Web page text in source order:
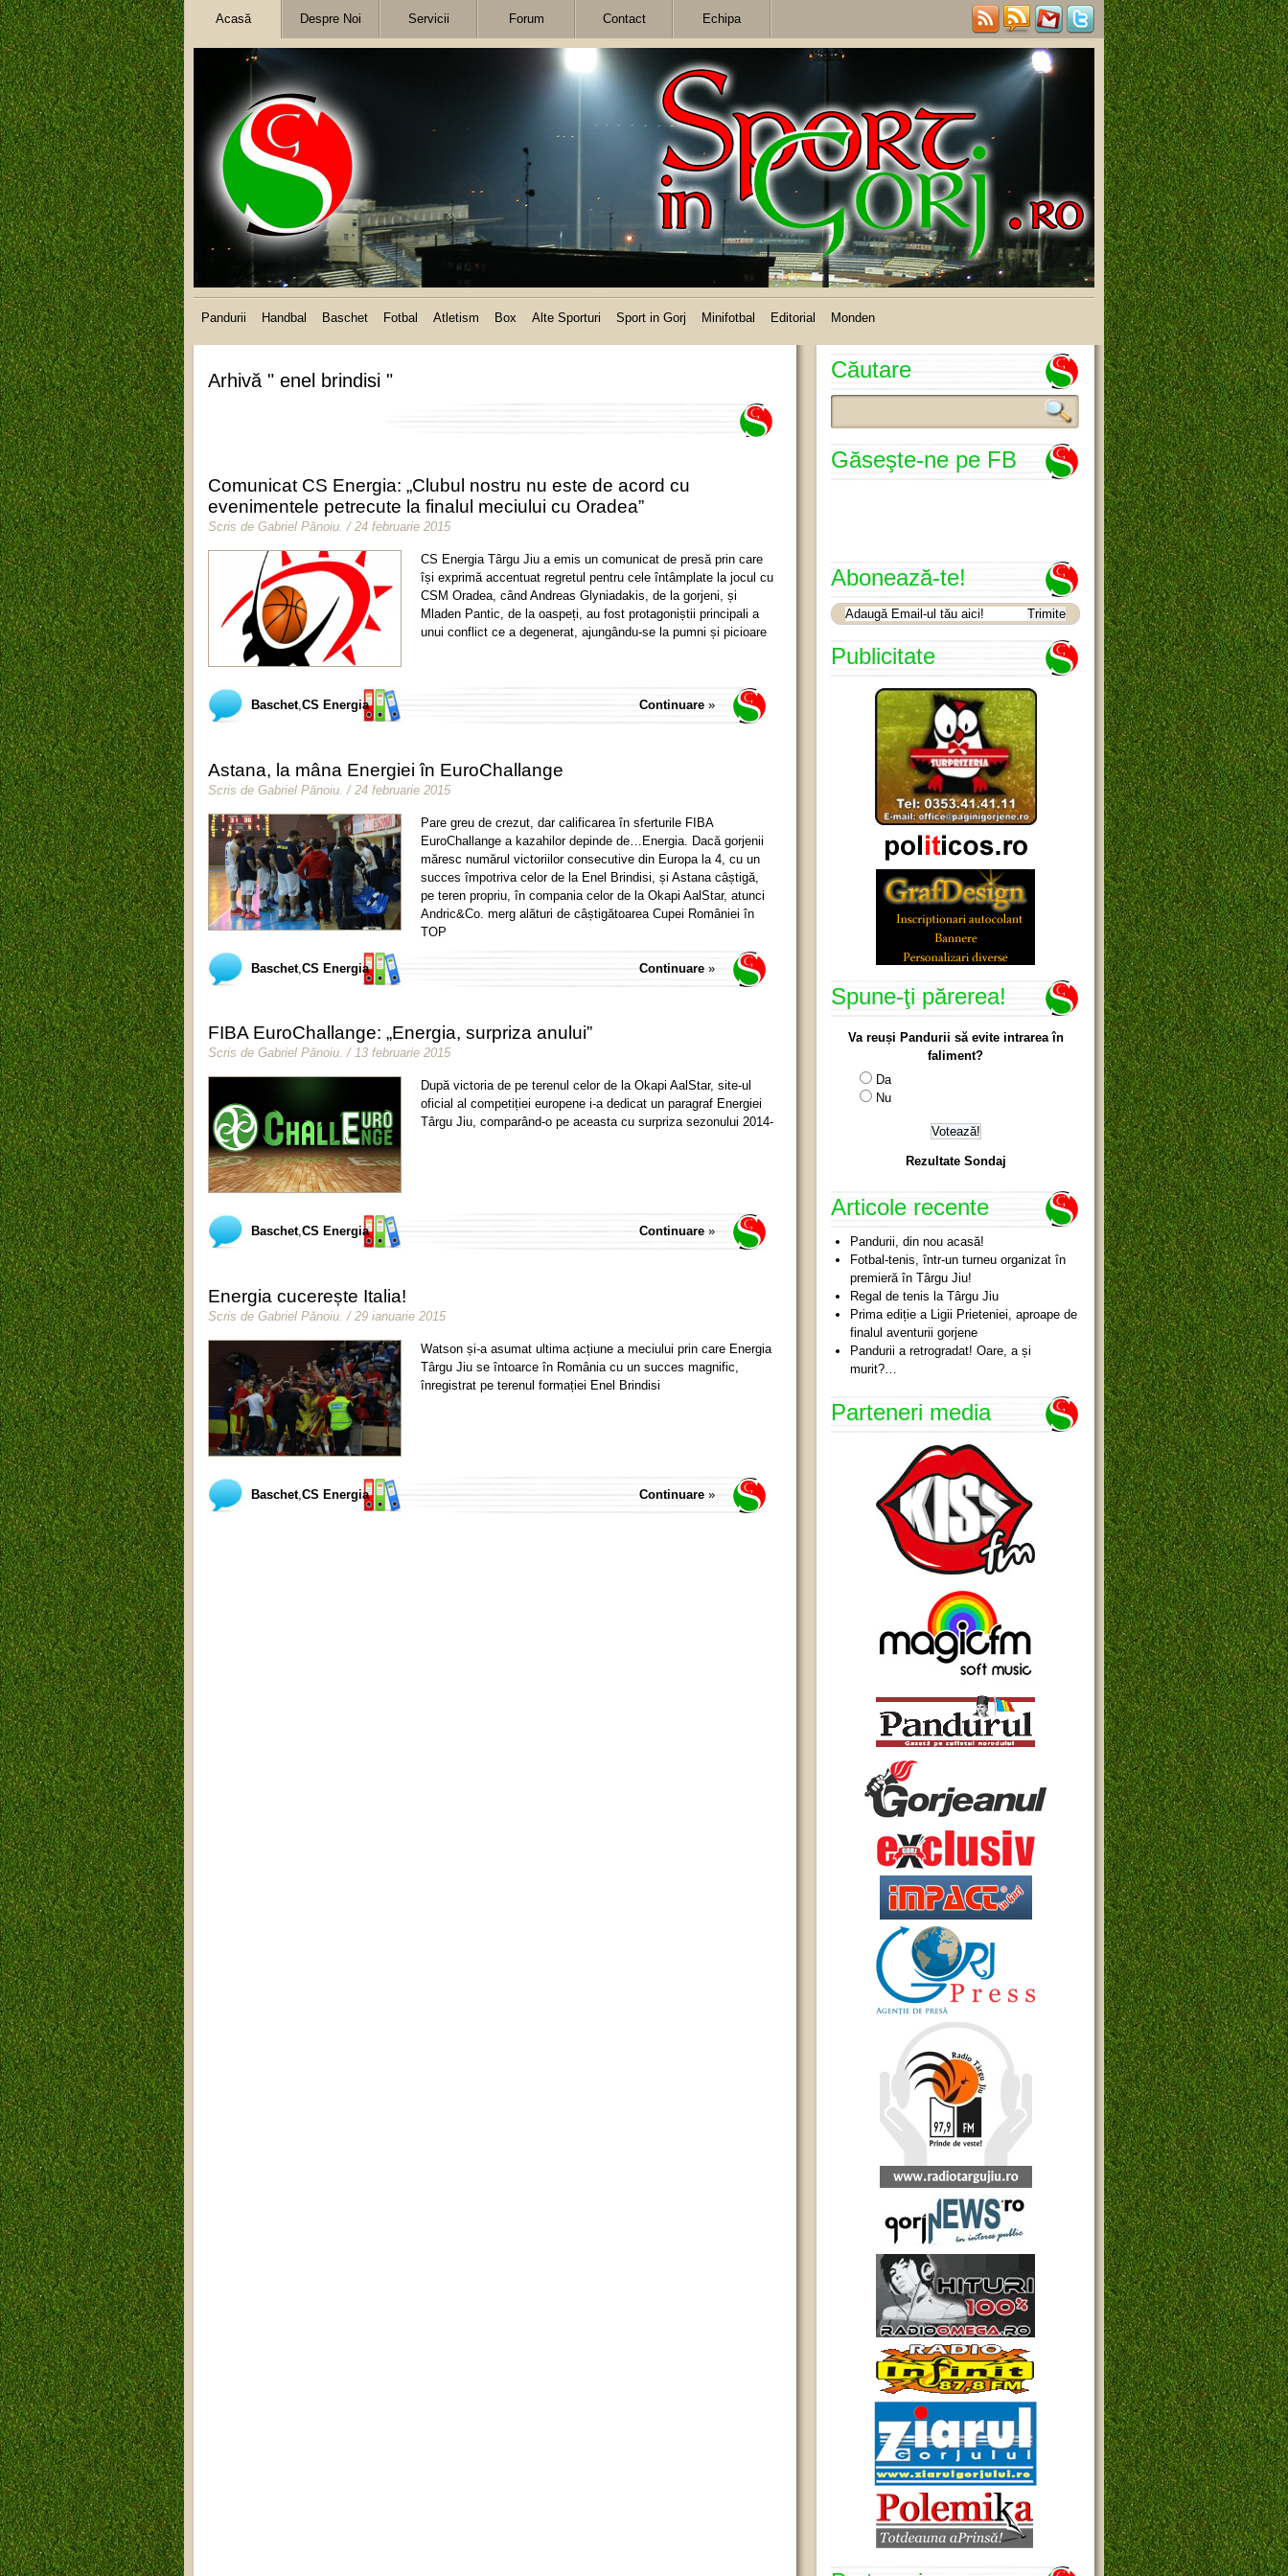
Acasă Despre Noi Servicii Forum Contact Echipa
Pandurii Handbal Baschet Fotbal Atletism Box Alte Sporturi Sport in Gorj Minifotbal Editorial Monden
Arhivă " enel brindisi "
Comunicat CS Energia: „Clubul nostru nu este de acord cu
evenimentele petrecute la finalul meciului cu Oradea”
Scris de Gabriel Pănoiu. / 24 februarie 2015
CS Energia Târgu Jiu a emis un comunicat de presă prin care
își exprimă accentuat regretul pentru cele întâmplate la jocul cu
CSM Oradea, când Andreas Glyniadakis, de la gorjeni, și
Mladen Pantic, de la oaspeți, au fost protagoniștii principali a
unui conflict ce a degenerat, ajungându-se la pumni și picioare
Baschet,CS Energia Continuare »
Astana, la mâna Energiei în EuroChallange
Scris de Gabriel Pănoiu / 24 februarie 2015
Pare greu de crezut, dar calificarea în sferturile FIBA
EuroChallange a kazahilor depinde de…Energia. Dacă gorjenii
măresc numărul victoriilor consecutive din Europa la 4, cu un
succes împotriva celor de la Enel Brindisi, și Astana câștigă,
pe teren propriu, în compania celor de la Okapi AalStar, atunci
Andric&Co. merg alături de câștigătoarea Cupei României în
TOP
Baschet, CS Energia Continuare »
FIBA EuroChallange: „Energia, surpriza anului”
Scris de Gabriel Pănoiu. / 13 februarie 2015
După victoria de pe terenul celor de la Okapi AalStar, site-ul
oficial al competiției europene i-a dedicat un paragraf Energiei
Târgu Jiu, comparând-o pe aceasta cu surpriza sezonului 2014-
Baschet,CS Energia Continuare »
Energia cucerește Italia!
Scris de Gabriel Pănoiu / 29 ianuarie 2015
Watson și-a asumat ultima acțiune a meciului prin care Energia
Târgu Jiu se întoarce în România cu un succes magnific,
înregistrat pe terenul formației Enel Brindisi
Baschet, CS Energia Continuare »
Căutare
Găseşte-ne pe FB
Abonează-te!
Publicitate
Spune-ţi părerea!
Va reuși Pandurii să evite intrarea în
faliment?
Da
Nu
Rezultate Sondaj
Articole recente
Pandurii, din nou acasă!
Fotbal-tenis, într-un turneu organizat în
premieră în Târgu Jiu!
Regal de tenis la Târgu Jiu
Prima ediție a Ligii Prieteniei, aproape de
finalul aventurii gorjene
Pandurii a retrogradat! Oare, a și
murit?…
Parteneri media